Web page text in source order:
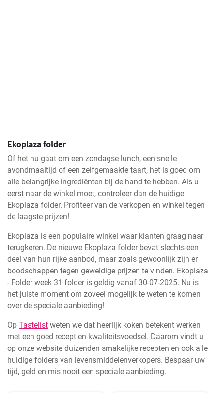
Ekoplaza folder
Of het nu gaat om een zondagse lunch, een snelle
avondmaaltijd of een zelfgemaakte taart, het is goed om
alle belangrijke ingrediënten bij de hand te hebben. Als u
eerst naar de winkel moet, controleer dan de huidige
Ekoplaza folder. Profiteer van de verkopen en winkel tegen
de laagste prijzen!
Ekoplaza is een populaire winkel waar klanten graag naar
terugkeren. De nieuwe Ekoplaza folder bevat slechts een
deel van hun rijke aanbod, maar zoals gewoonlijk zijn er
boodschappen tegen geweldige prijzen te vinden. Ekoplaza
- Folder week 31 folder is geldig vanaf 30-07-2025. Nu is
het juiste moment om zoveel mogelijk te weten te komen
over de speciale aanbieding!
Op Tastelist weten we dat heerlijk koken betekent werken
met een goed recept en kwaliteitsvoedsel. Daarom vindt u
op onze website duizenden smakelijke recepten en ook alle
huidige folders van levensmiddelenverkopers. Bespaar uw
tijd, geld en mis nooit een speciale aanbieding.